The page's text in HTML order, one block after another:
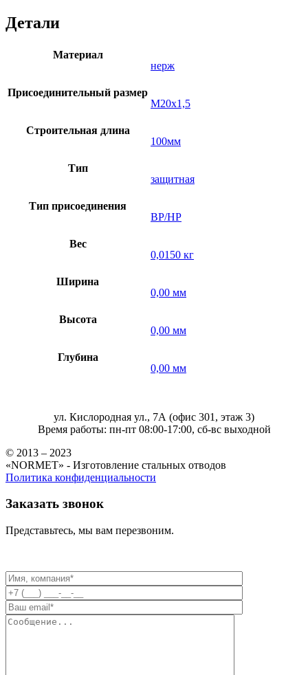
Детали
Материал
нерж
Присоединительный размер
М20х1,5
Строительная длина
100мм
Тип
защитная
Тип присоединения
ВР/НР
Вес
0,0150 кг
Ширина
0,00 мм
Высота
0,00 мм
Глубина
0,00 мм
ул. Кислородная ул., 7А (офис 301, этаж 3)
Время работы: пн-пт 08:00-17:00, сб-вс выходной
© 2013 – 2023
«NORMET» - Изготовление стальных отводов
Политика конфиденциальности
Заказать звонок
Представьтесь, мы вам перезвоним.